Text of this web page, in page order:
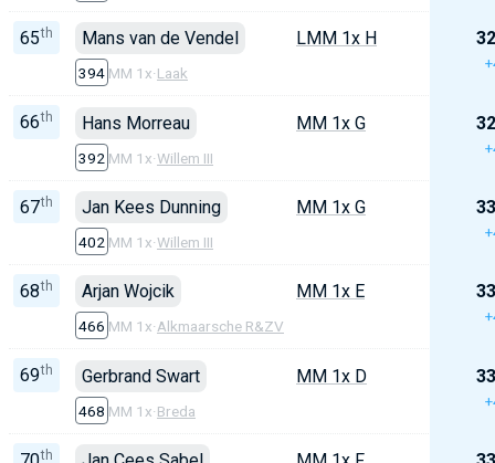
65th Mans van de Vendel
394 MM 1x·Laak
LMM 1x H
66th Hans Morreau
392 MM 1x·Willem III
MM 1x G
67th Jan Kees Dunning
402 MM 1x·Willem III
MM 1x G
68th Arjan Wojcik
466 MM 1x·Alkmaarsche R&ZV
MM 1x E
69th Gerbrand Swart
468 MM 1x·Breda
MM 1x D
th